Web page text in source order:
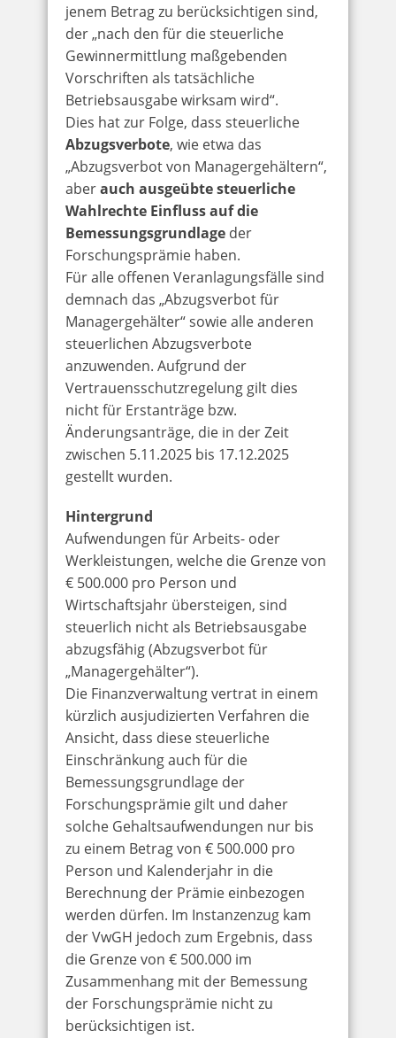
jenem Betrag zu berücksichtigen sind,
der „nach den für die steuerliche
Gewinnermittlung maßgebenden
Vorschriften als tatsächliche
Betriebsausgabe wirksam wird“.
Dies hat zur Folge, dass steuerliche
Abzugsverbote, wie etwa das
„Abzugsverbot von Managergehältern“,
aberauch ausgeübte steuerliche
Wahlrechte Einfluss auf die
Bemessungsgrundlage der
Forschungsprämie haben.
Für alle offenen Veranlagungsfälle sind
demnach das „Abzugsverbot für
Managergehälter“ sowie alle anderen
steuerlichen Abzugsverbote
anzuwenden. Aufgrund der
Vertrauensschutzregelung gilt dies
nicht für Erstanträge bzw.
Änderungsanträge, die in der Zeit
zwischen 5.11.2025 bis 17.12.2025
gestellt wurden.
Hintergrund
Aufwendungen für Arbeits- oder
Werkleistungen, welche die Grenze von
€ 500.000 pro Person und
Wirtschaftsjahr übersteigen, sind
steuerlich nicht als Betriebsausgabe
abzugsfähig (Abzugsverbot für
„Managergehälter“).
Die Finanzverwaltung vertrat in einem
kürzlich ausjudizierten Verfahren die
Ansicht, dass diese steuerliche
Einschränkung auch für die
Bemessungsgrundlage der
Forschungsprämie gilt und daher
solche Gehaltsaufwendungen nur bis
zu einem Betrag von € 500.000 pro
Person und Kalenderjahr in die
Berechnung der Prämie einbezogen
werden dürfen. Im Instanzenzug kam
der VwGH jedoch zum Ergebnis, dass
die Grenze von € 500.000 im
Zusammenhang mit der Bemessung
der Forschungsprämie nicht zu
berücksichtigen ist.